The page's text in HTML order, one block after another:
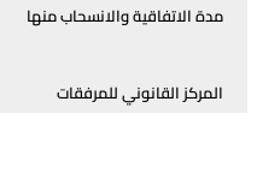
الاتفاقية والانسحاب منها
القانوني للمرفقات